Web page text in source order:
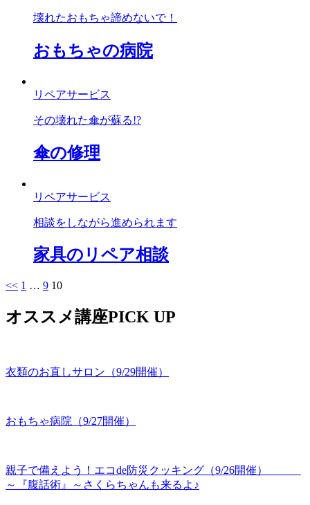
壊れたおもちゃ諦めないで！
おもちゃの病院
リペアサービス
その壊れた傘が蘇る!?
傘の修理
リペアサービス
相談をしながら進められます
家具のリペア相談
<< 1 … 9 10
オススメ講座PICK UP
衣類のお直しサロン（9/29開催）
おもちゃ病院（9/27開催）
親子で備えよう！エコde防災クッキング（9/26開催）
～『腹話術』～さくらちゃんも来るよ♪